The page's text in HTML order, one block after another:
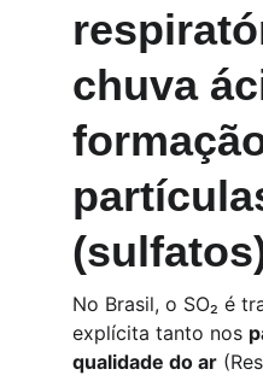
chuva
No Brasil, o SO₂ é
explícita tanto nos
qualidade do ar